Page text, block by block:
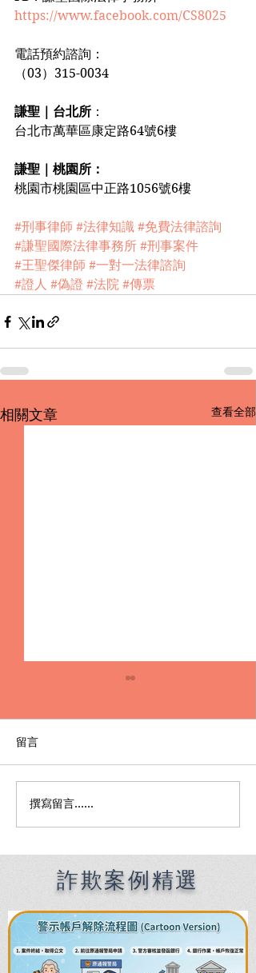
https://www.facebook.com/CS8025
電話預約諮詢：
（03）315-0034
謙聖｜台北所 ：
台北市萬華區康定路64號6樓
謙聖｜桃園所：
桃園市桃園區中正路1056號6樓
#刑事律師 #法律知識 #免費法律諮詢
#謙聖國際法律事務所 #刑事案件
#王聖傑律師 #一對一法律諮詢
#證人 #偽證 #法院 #傳票
相關文章 查看全部
Premier English
Filipinos in Taiwan:
Chien Sheng
International Law Firm
留言
撰寫留言......
詐欺案例精選